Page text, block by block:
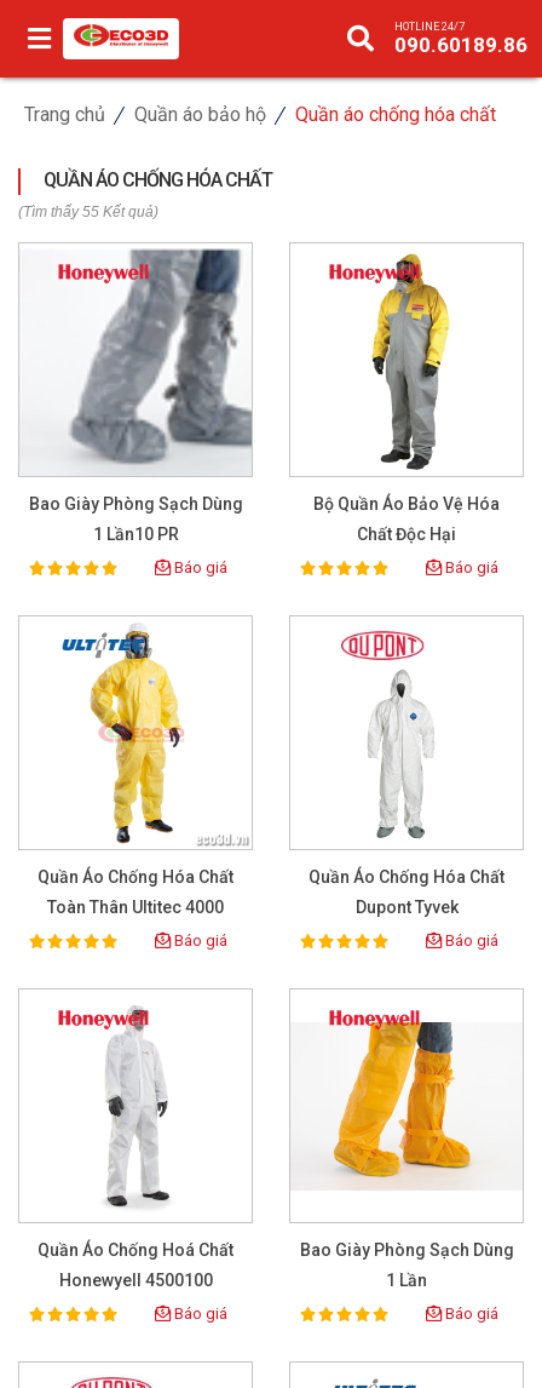
HOTLINE 24/7
090.60189.86
Trang chủ Quần áo bảo hộ Quần áo chống hóa chất
QUẦN ÁO CHỐNG HÓA CHẤT
(Tìm thấy 55 Kết quả)
Bao Giày Phòng Sạch Dùng
1 Lần10 PR
Rating:
100% Báo giá
Bộ Quần Áo Bảo Vệ Hóa
Chất Độc Hại
Rating:
100% Báo giá
Quần Áo Chống Hóa Chất
Toàn Thân Ultitec 4000
Rating:
100% Báo giá
Quần Áo Chống Hóa Chất
Dupont Tyvek
Rating:
100% Báo giá
Quần Áo Chống Hoá Chất
Honewyell 4500100
Rating:
100% Báo giá
Bao Giày Phòng Sạch Dùng
1 Lần
Rating:
100% Báo giá